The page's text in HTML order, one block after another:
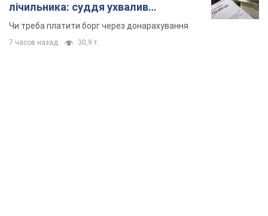
лічильника: суддя ухвалив
неочікуване рішення
Чи треба платити борг через донарахування
7 часов назад 30,9 т.